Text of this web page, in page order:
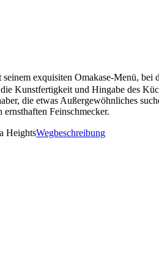
exquisiten Omakase-Menü,
Kunstfertigkeit und Hingabe des
die etwas Außergewöhnliches
Feinschmecker.
HeightsWegbeschreibung